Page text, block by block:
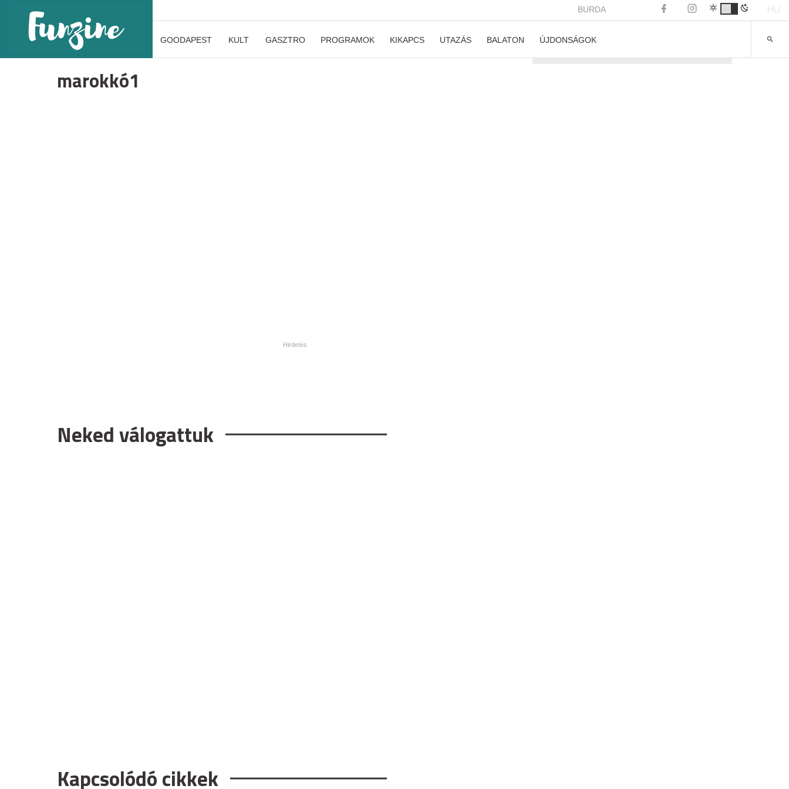
BURDA HU
GOODAPEST KULT GASZTRO PROGRAMOK KIKAPCS UTAZÁS BALATON ÚJDONSÁGOK
marokkó1
Neked válogattuk
Kapcsolódó cikkek